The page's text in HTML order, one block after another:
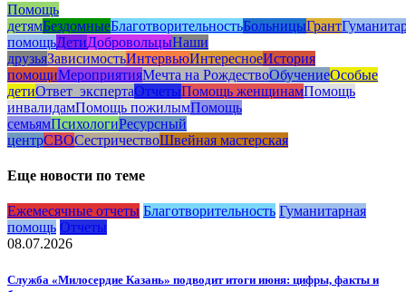
Помощь
детямБездомныеБлаготворительностьБольницыГрант
помощьДетиДобровольцыНаши
друзьяЗависимостьИнтервьюИнтересноеИстория
помощиМероприятияМечта на РождествоОбучениеОсобые
детиОтвет_экспертаОтчетыПомощь женщинамПомощь
инвалидамПомощь пожилымПомощь
семьямПсихологиРесурсный
центрСВОСестричествоШвейная мастерская
Еще новости по теме
Ежемесячные отчеты Благотворительность Гуманитарная
помощь Отчеты
08.07.2026
Служба «Милосердие Казань» подводит итоги июня: цифры, факты и